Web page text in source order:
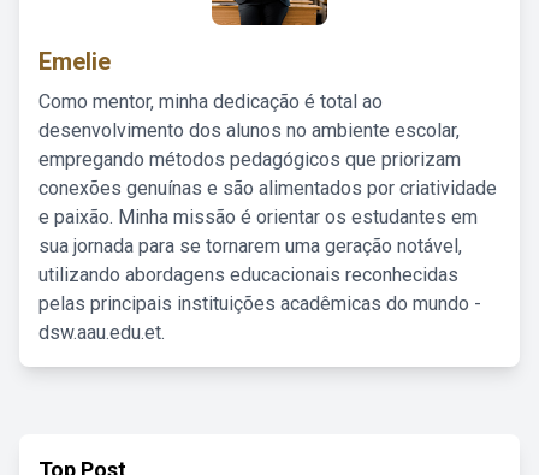
Emelie
Como mentor, minha dedicação é total ao
desenvolvimento dos alunos no ambiente escolar,
empregando métodos pedagógicos que priorizam
conexões genuínas e são alimentados por criatividade
e paixão. Minha missão é orientar os estudantes em
sua jornada para se tornarem uma geração notável,
utilizando abordagens educacionais reconhecidas
pelas principais instituições acadêmicas do mundo -
dsw.aau.edu.et.
Top Post